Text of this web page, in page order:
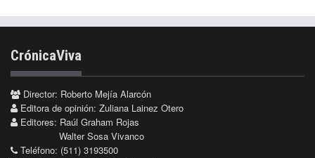
CrónicaViva
Director: Roberto Mejía Alarcón
Editora de opinión: Zuliana Lainez Otero
Editores: Raúl Graham Rojas
Walter Sosa Vivanco
Teléfono: (511) 3193500